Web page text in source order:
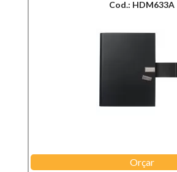
Cod.: HDM633A
Orçar